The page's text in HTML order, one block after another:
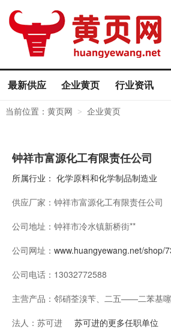
最新供应 企业黄页 行业资讯
当前位置： 黄页网 > 企业黄页
钟祥市富源化工有限责任公司
所属行业： 化学原料和化学制品制造业
供应厂家： 钟祥市富源化工有限责任公司
公司地址： 钟祥市冷水镇新桥街**
公司网址： www.huangyewang.net/shop/
公司电话： 13032772588
主营产品： 邻硝荃溴苄、二五——二苯基
法人： 苏可进 苏可进的更多任职单位